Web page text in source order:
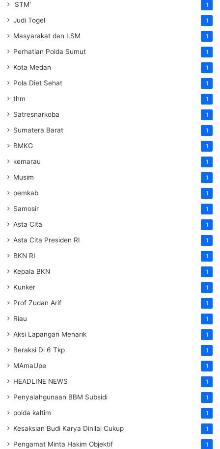
'STM' 1
Judi Togel 1
Masyarakat dan LSM 1
Perhatian Polda Sumut 1
Kota Medan 1
Pola Diet Sehat 1
thm 1
Satresnarkoba 1
Sumatera Barat 1
BMKG 1
kemarau 1
Musim 1
pemkab 1
Samosir 1
Asta Cita 1
Asta Cita Presiden RI 1
BKN RI 1
Kepala BKN 1
Kunker 1
Prof Zudan Arif 1
Riau 1
Aksi Lapangan Menarik 1
Beraksi Di 6 Tkp 1
MAmaUpe 1
HEADLINE NEWS 1
Penyalahgunaan BBM Subsidi 1
polda kaltim 1
Kesaksian Budi Karya Dinilai Cukup 1
Pengamat Minta Hakim Objektif 1